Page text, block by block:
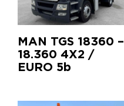
MAN TGS 18360 –
18.360 4X2 /
EURO 5b